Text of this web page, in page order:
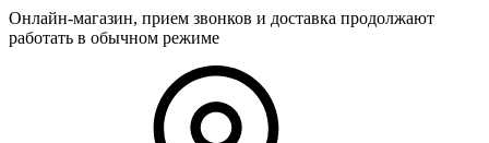
Онлайн-магазин, прием звонков и доставка продолжают
работать в обычном режиме